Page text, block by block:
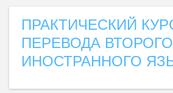
ПРАКТИЧЕСКИЙ
ПЕРЕВОДА ВТОРОГО
ИНОСТРАННОГО